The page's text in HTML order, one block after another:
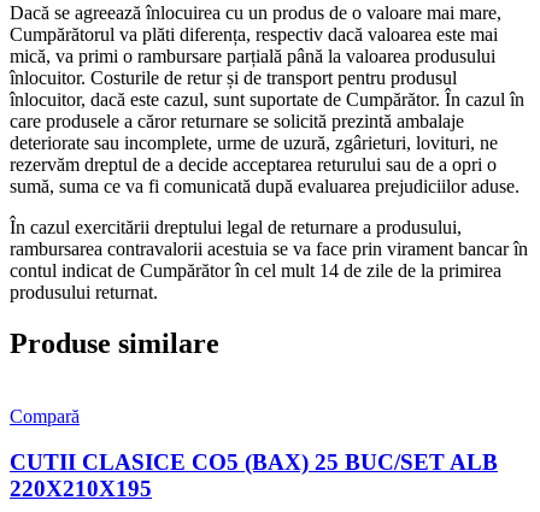
Dacă se agreează înlocuirea cu un produs de o valoare mai mare,
Cumpărătorul va plăti diferența, respectiv dacă valoarea este mai
mică, va primi o rambursare parțială până la valoarea produsului
înlocuitor. Costurile de retur și de transport pentru produsul
înlocuitor, dacă este cazul, sunt suportate de Cumpărător. În cazul în
care produsele a căror returnare se solicită prezintă ambalaje
deteriorate sau incomplete, urme de uzură, zgârieturi, lovituri, ne
rezervăm dreptul de a decide acceptarea returului sau de a opri o
sumă, suma ce va fi comunicată după evaluarea prejudiciilor aduse.
În cazul exercitării dreptului legal de returnare a produsului,
rambursarea contravalorii acestuia se va face prin virament bancar în
contul indicat de Cumpărător în cel mult 14 de zile de la primirea
produsului returnat.
Produse similare
Compară
CUTII CLASICE CO5 (BAX) 25 BUC/SET ALB
220X210X195